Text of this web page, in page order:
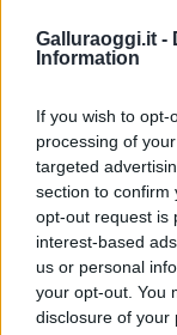
Galluraoggi.it -
Information
If you wish to
processing of
targeted
section to confirm
opt-out request is
interest-based
us or personal
your opt-out. You
disclosure of your
Test